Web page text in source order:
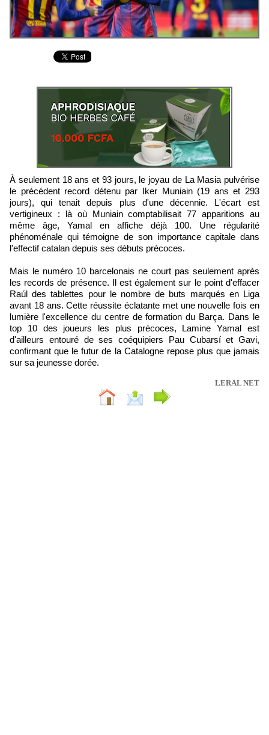
À seulement 18 ans et 93 jours, le joyau de La Masia pulvérise
le précédent record détenu par Iker Muniain (19 ans et 293
jours), qui tenait depuis plus d'une décennie. L'écart est
vertigineux : là où Muniain comptabilisait 77 apparitions au
même âge, Yamal en affiche déjà 100. Une régularité
phénoménale qui témoigne de son importance capitale dans
l'effectif catalan depuis ses débuts précoces.
Mais le numéro 10 barcelonais ne court pas seulement après
les records de présence. Il est également sur le point d'effacer
Raúl des tablettes pour le nombre de buts marqués en Liga
avant 18 ans. Cette réussite éclatante met une nouvelle fois en
lumière l'excellence du centre de formation du Barça. Dans le
top 10 des joueurs les plus précoces, Lamine Yamal est
d'ailleurs entouré de ses coéquipiers Pau Cubarsí et Gavi,
confirmant que le futur de la Catalogne repose plus que jamais
sur sa jeunesse dorée.
LERAL NET